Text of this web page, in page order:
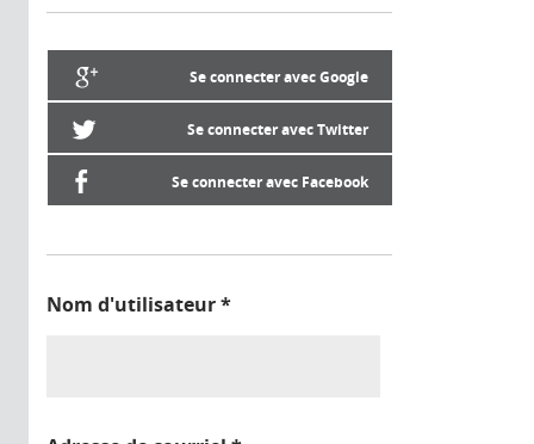
Se connecter avec Google
Se connecter avec Twitter
Se connecter avec Facebook
Nom d'utilisateur*